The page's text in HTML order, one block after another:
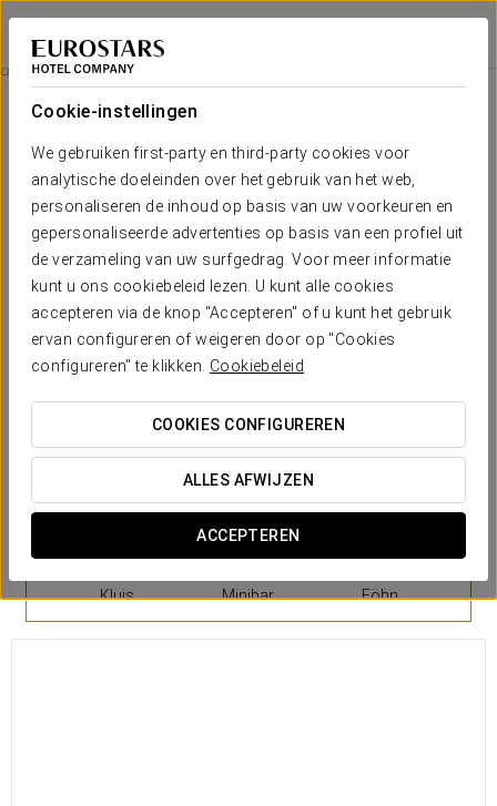
Cookie-instellingen
We gebruiken first-party en third-party cookies voor
analytische doeleinden over het gebruik van het web,
personaliseren de inhoud op basis van uw voorkeuren en
gepersonaliseerde advertenties op basis van een profiel uit
de verzameling van uw surfgedrag. Voor meer informatie
kunt u ons cookiebeleid lezen. U kunt alle cookies
accepteren via de knop "Accepteren" of u kunt het gebruik
ervan configureren of weigeren door op "Cookies
configureren" te klikken. Cookiebeleid
COOKIES CONFIGUREREN
ALLES AFWIJZEN
ACCEPTEREN
Eurostars Laietana
BARCELONA
Kamers
Het comfort en de rust die je nodig
hebt
De kamers van het Eurostars Laietana combineren de
klassieke charme van de neoklassieke architectuur met
moderne voorzieningen, waardoor een gezellige en elegante
sfeer ontstaat. Ze zijn uitgerust met zorgvuldig geselecteerde
details en bieden de perfecte ruimte om te ontspannen,
sommige zelfs met uitzicht op de Romeinse overblijfselen die
het gebouw omringen.
VERMELDENSWAARDIGE VOORZIENINGEN
Aantal kamers
Kluis Minibar Föhn